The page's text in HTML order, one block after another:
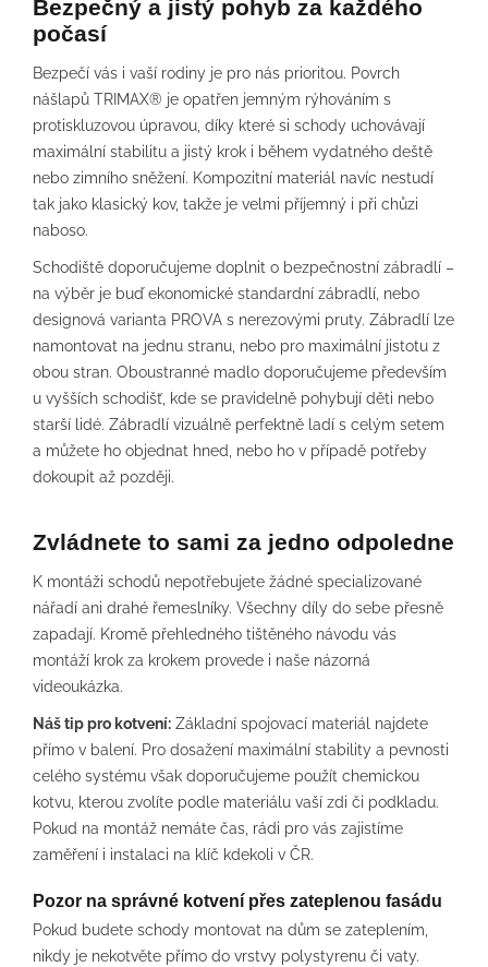
Bezpečný a jistý pohyb za každého
počasí
Bezpečí vás i vaší rodiny je pro nás prioritou. Povrch
nášlapů TRIMAX® je opatřen jemným rýhováním s
protiskluzovou úpravou, díky které si schody uchovávají
maximální stabilitu a jistý krok i během vydatného deště
nebo zimního sněžení. Kompozitní materiál navíc nestudí
tak jako klasický kov, takže je velmi příjemný i při chůzi
naboso.
Schodiště doporučujeme doplnit o bezpečnostní zábradlí –
na výběr je buď ekonomické standardní zábradlí, nebo
designová varianta PROVA s nerezovými pruty. Zábradlí lze
namontovat na jednu stranu, nebo pro maximální jistotu z
obou stran. Oboustranné madlo doporučujeme především
u vyšších schodišť, kde se pravidelně pohybují děti nebo
starší lidé. Zábradlí vizuálně perfektně ladí s celým setem
a můžete ho objednat hned, nebo ho v případě potřeby
dokoupit až později.
Zvládnete to sami za jedno odpoledne
K montáži schodů nepotřebujete žádné specializované
nářadí ani drahé řemeslníky. Všechny díly do sebe přesně
zapadají. Kromě přehledného tištěného návodu vás
montáží krok za krokem provede i naše názorná
videoukázka.
Náš tip pro kotvení: Základní spojovací materiál najdete
přímo v balení. Pro dosažení maximální stability a pevnosti
celého systému však doporučujeme použít chemickou
kotvu, kterou zvolíte podle materiálu vaší zdi či podkladu.
Pokud na montáž nemáte čas, rádi pro vás zajistíme
zaměření i instalaci na klíč kdekoli v ČR.
Pozor na správné kotvení přes zateplenou fasádu
Pokud budete schody montovat na dům se zateplením,
nikdy je nekotvěte přímo do vrstvy polystyrenu či vaty.